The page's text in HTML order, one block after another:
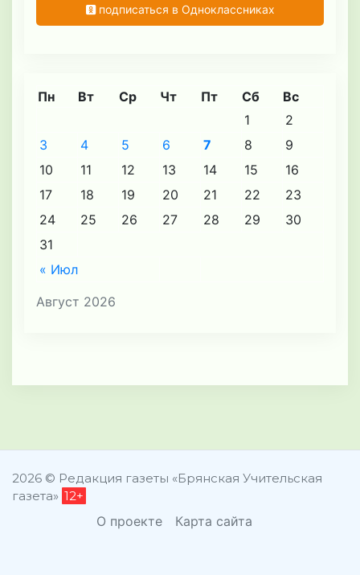
подписаться в Одноклассниках
Август 2026
Пн Вт Ср Чт Пт Сб Вс
« Июл
1
2
3
4 5 6 7 8
9
10
11 12 13 14 15
16
17
18 19 20 21 22
23
24
25 26 27 28 29
30
31
2026 © Редакция газеты «Брянская Учительская
газета» 12+
О проекте Карта сайта